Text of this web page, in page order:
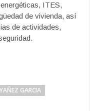
ITES,
de vivienda, así
de actividades,
GARCIA